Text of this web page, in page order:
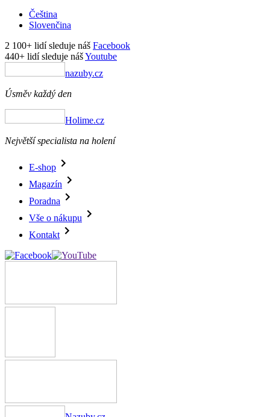
Čeština
Slovenčina
2 100+ lidí sleduje náš Facebook
440+ lidí sleduje nášYoutube
nazuby.cz
Úsměv každý den
Holime.cz
Největší specialista na holení
E-shop
Magazín
Poradna
Vše o nákupu
Kontakt